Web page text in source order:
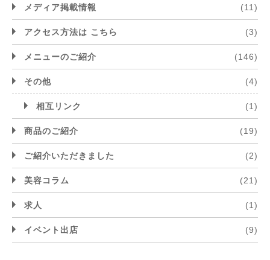
メディア掲載情報 (11)
アクセス方法は こちら (3)
メニューのご紹介 (146)
その他 (4)
相互リンク (1)
商品のご紹介 (19)
ご紹介いただきました (2)
美容コラム (21)
求人 (1)
イベント出店 (9)